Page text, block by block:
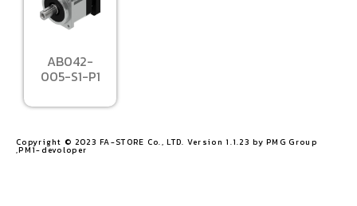
AB042-
005-S1-P1
Copyright © 2023 FA-STORE Co., LTD. Version 1.1.23 by PMG Group
,PM1-devoloper​